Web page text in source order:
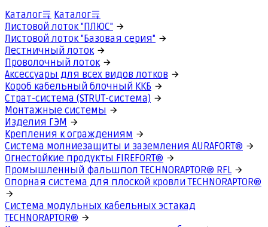
Каталог
Каталог
Листовой лоток "ПЛЮС"
Листовой лоток "Базовая серия"
Лестничный лоток
Проволочный лоток
Аксессуары для всех видов лотков
Короб кабельный блочный ККБ
Страт-система (STRUT-система)
Монтажные системы
Изделия ГЭМ
Крепления к ограждениям
Система молниезащиты и заземления AURAFORT®
Огнестойкие продукты FIREFORT®
Промышленный фальшпол TECHNORAPTOR® RFL
Опорная система для плоской кровли TECHNORAPTOR®
Система модульных кабельных эстакад
TECHNORAPTOR®